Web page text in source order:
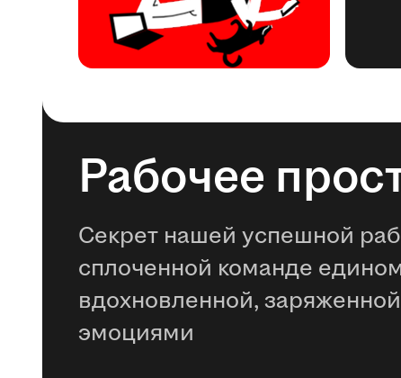
Рабочее
Секрет нашей успешной
сплоченной команде
вдохновленной,
эмоциями